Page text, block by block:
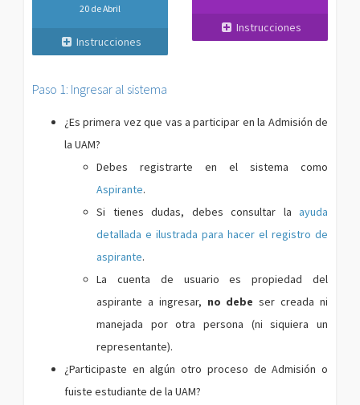
20 de Abril
Instrucciones
Instrucciones
Paso 1: Ingresar al sistema
¿Es primera vez que vas a participar en la Admisión de
la UAM?
Debes registrarte en el sistema como
Aspirante.
Si tienes dudas, debes consultar la ayuda
detallada e ilustrada para hacer el registro de
aspirante.
La cuenta de usuario es propiedad del
aspirante a ingresar, no debe ser creada ni
manejada por otra persona (ni siquiera un
representante).
¿Participaste en algún otro proceso de Admisión o
fuiste estudiante de la UAM?